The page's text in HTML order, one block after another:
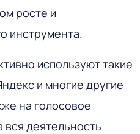
росте и
инструмента.
используют такие
и многие другие
на голосовое
деятельность